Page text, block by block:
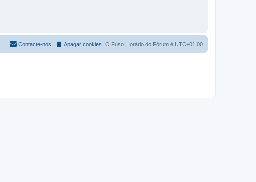
O Fuso Horário do Fórum é UTC+01:00
Apagar cookies
Contacte-nos